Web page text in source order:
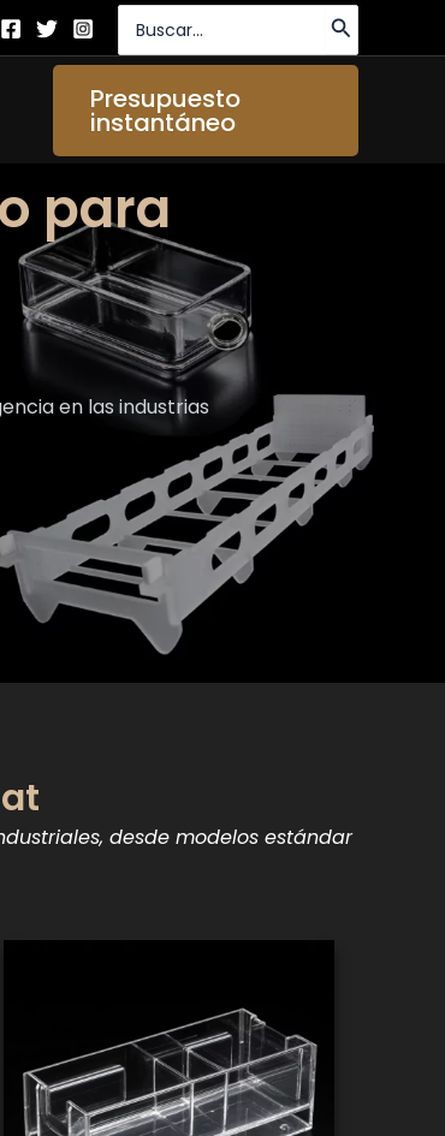
por:
Us
Presupuesto
instantáneo
para
en las industrias
desde modelos estándar